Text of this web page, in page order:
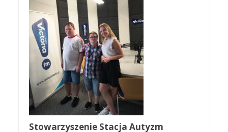
Stowarzyszenie Stacja Autyzm